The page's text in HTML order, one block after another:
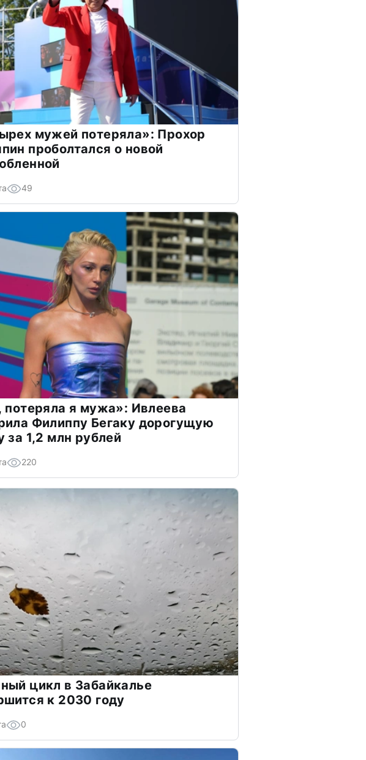
мужей потеряла»: Прохор
проболтался о новой
49
потеряла я мужа»: Ивлеева
Филиппу Бегаку дорогущую
за 1,2 млн рублей
220
цикл в Забайкалье
к 2030 году
0